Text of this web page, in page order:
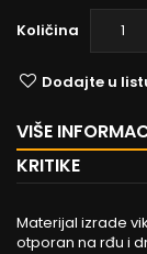
Količina
Dodajte u
VIŠE
KRITIKE
Materijal izrade
otporan na rđu i